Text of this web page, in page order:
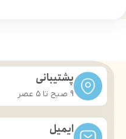
پشتیبانی
9 صبح تا ۵ عصر
ایمیل